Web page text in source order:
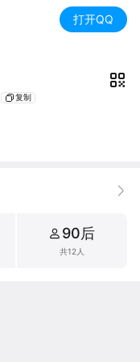
打开QQ
复制
90后
共12人